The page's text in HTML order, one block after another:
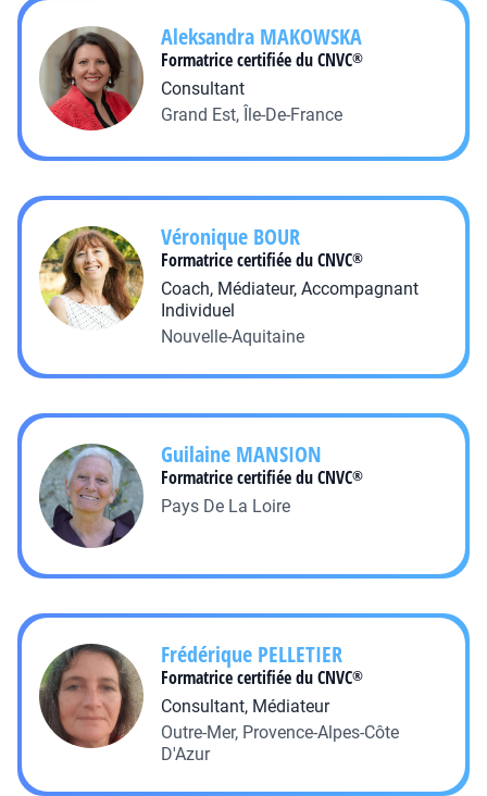
Aleksandra MAKOWSKA
Formatrice certifiée du CNVC®
Consultant
Grand Est, Île-De-France
Véronique BOUR
Formatrice certifiée du CNVC®
Coach, Médiateur, Accompagnant
Individuel
Nouvelle-Aquitaine
Guilaine MANSION
Formatrice certifiée du CNVC®
Pays De La Loire
Frédérique PELLETIER
Formatrice certifiée du CNVC®
Consultant, Médiateur
Outre-Mer, Provence-Alpes-Côte
D'Azur